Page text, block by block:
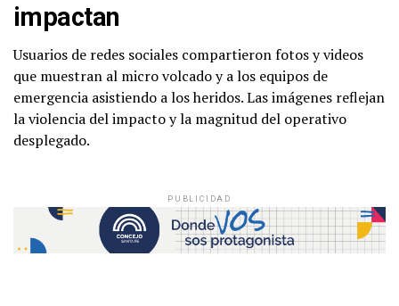
impactan
Usuarios de redes sociales compartieron fotos y videos
que muestran al micro volcado y a los equipos de
emergencia asistiendo a los heridos. Las imágenes reflejan
la violencia del impacto y la magnitud del operativo
desplegado.
PUBLICIDAD